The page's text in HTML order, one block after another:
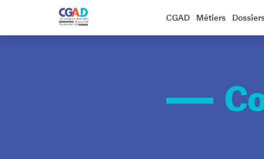
CGAD Métiers